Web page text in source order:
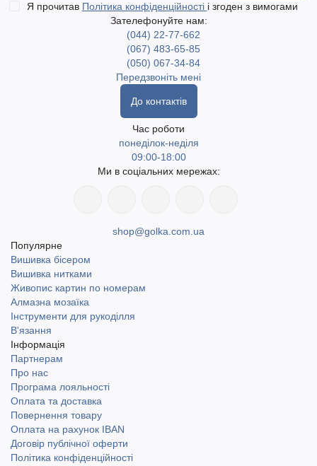
Я прочитав Політика конфіденційності і згоден з вимогами
Зателефонуйте нам:
(044) 22-77-662
(067) 483-65-85
(050) 067-34-84
Передзвоніть мені
До контактів
Час роботи
понеділок-неділя
09:00-18:00
Ми в соціальних мережах:
shop@golka.com.ua
Популярне
Вишивка бісером
Вишивка нитками
Живопис картин по номерам
Алмазна мозаїка
Інструменти для рукоділля
В'язання
Інформація
Партнерам
Про нас
Програма лояльності
Оплата та доставка
Повернення товару
Оплата на рахунок IBAN
Договір публічної оферти
Політика конфіденційності